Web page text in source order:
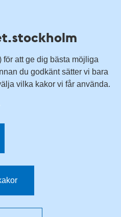
att ge dig bästa möjliga
du godkänt sätter vi bara
vilka kakor vi får använda.